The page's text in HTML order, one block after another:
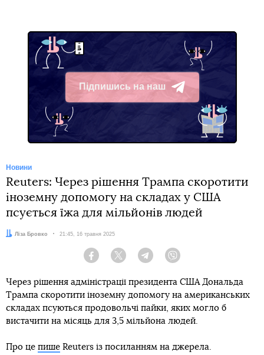
Підпишись на наш
Telegram
Новини
Reuters: Через рішення Трампа скоротити
іноземну допомогу на складах у США
псується їжа для мільйонів людей
Автор:
Ліза Бровко Дата:
21:45, 16 травня 2025
Facebook Twitter Telegram
Через рішення адміністрації президента США Дональда
Трампа скоротити іноземну допомогу на американських
складах псуються продовольчі пайки, яких могло б
вистачити на місяць для 3,5 мільйона людей.
Про це пише Reuters із посиланням на джерела.